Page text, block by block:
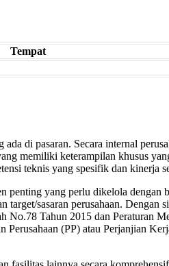
Tempat
di pasaran. Secara internal
memiliki keterampilan khusus
teknis yang spesifik dan kinerja
penting yang perlu dikelola dengan
sasaran perusahaan. Dengan
No.78 Tahun 2015 dan Peraturan
(PP) atau Perjanjian